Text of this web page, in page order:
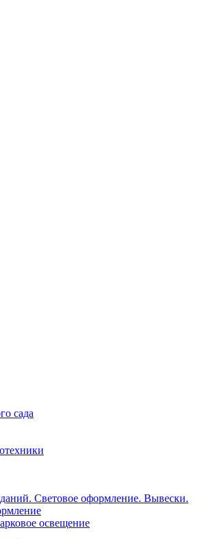
сада
Световое оформление. Вывески.
освещение